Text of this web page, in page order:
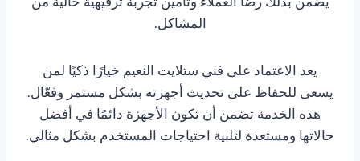
المشاكل.
يعد الاعتماد على فني ستلايت النعيم خيارًا ذكيًا لمن
يسعى للحفاظ على تحديث أجهزته بشكل مستمر وفعّال.
هذه الخدمة تضمن أن تكون الأجهزة دائمًا في أفضل
حالاتها ومستعدة لتلبية احتياجات المستخدم بشكل مثالي.